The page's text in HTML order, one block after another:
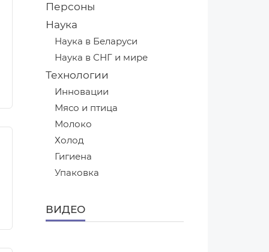
Персоны
Наука
Наука в Беларуси
Наука в СНГ и мире
Технологии
Инновации
Мясо и птица
Молоко
Холод
Гигиена
Упаковка
ВИДЕО